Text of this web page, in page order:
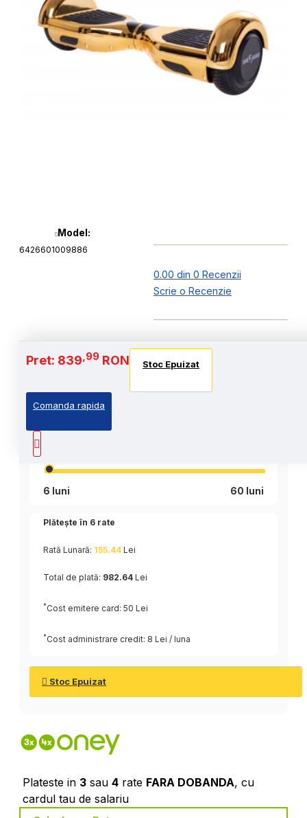
Model:
6426601009886
0.00 din 0 Recenzii
Scrie o Recenzie
Pret: 839,99 RON Stoc Epuizat
Comanda rapida
,99
6 luni 60 luni
Plătește în 6 rate
Rată Lunară: 155.44 Lei
Total de plată: 982.64 Lei
* Cost emitere card: 50 Lei
* Cost administrare credit: 8 Lei / luna
Stoc Epuizat
Plateste in 3 sau 4 rate FARA DOBANDA, cu
cardul tau de salariu